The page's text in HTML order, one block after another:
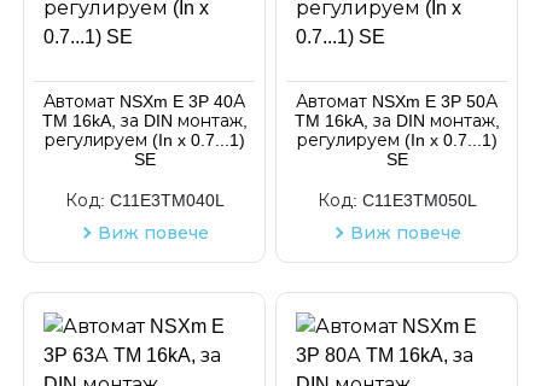
Автомат NSXm E 3P 40А
TM 16kA, за DIN монтаж,
регулируем (In x 0.7...1)
SE
Код: C11E3TM040L
Виж повече
Автомат NSXm E 3P 50А
TM 16kA, за DIN монтаж,
регулируем (In x 0.7...1)
SE
Код: C11E3TM050L
Виж повече